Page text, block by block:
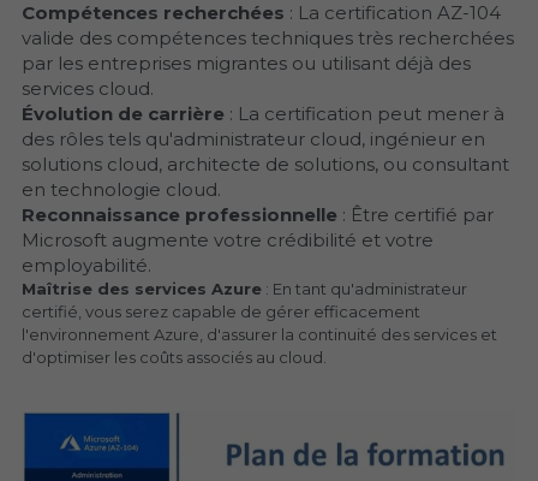
Compétences recherchées : La certification AZ-104
valide des compétences techniques très recherchées
par les entreprises migrantes ou utilisant déjà des
services cloud.
Évolution de carrière : La certification peut mener à
des rôles tels qu'administrateur cloud, ingénieur en
solutions cloud, architecte de solutions, ou consultant
en technologie cloud.
Reconnaissance professionnelle : Être certifié par
Microsoft augmente votre crédibilité et votre
employabilité.
Maîtrise des services Azure : En tant qu'administrateur
certifié, vous serez capable de gérer efficacement
l'environnement Azure, d'assurer la continuité des services et
d'optimiser les coûts associés au cloud.